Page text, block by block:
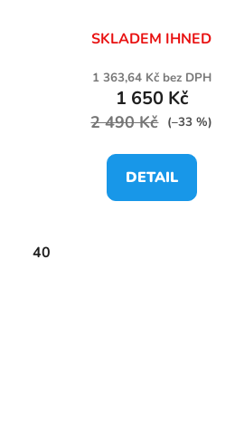
SKLADEM IHNED
1 363,64 Kč bez DPH
1 650 Kč
2 490 Kč (–33 %)
DETAIL
40